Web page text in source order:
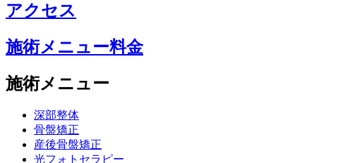
アクセス
施術メニュー料金
施術メニュー
深部整体
骨盤矯正
産後骨盤矯正
光フォトセラピー